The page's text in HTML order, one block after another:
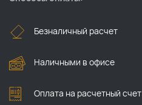
Безналичный расчет
Наличными в офисе
Оплата на расчетный счет